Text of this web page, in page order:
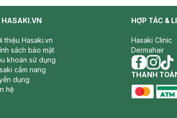
HASAKI.VN
thiệu Hasaki.vn
sách bảo mật
khoản sử dụng
cẩm nang
dụng
hệ
HỢP TÁC &
Hasaki Clinic
Dermahair
facebook
THANH